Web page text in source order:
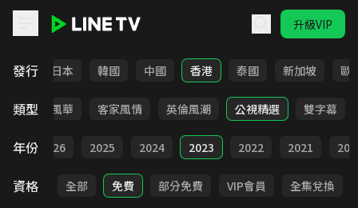
升級VIP
發行
台灣 日本 韓國 中國 香港 泰國 新加坡 歐
類型台語風華 客家風情 英倫風潮 公視精選 雙字幕
年份
部 2026 2025 2024 2023 2022 2021
資格 全部 免費 部分免費 VIP會員 全集兌換